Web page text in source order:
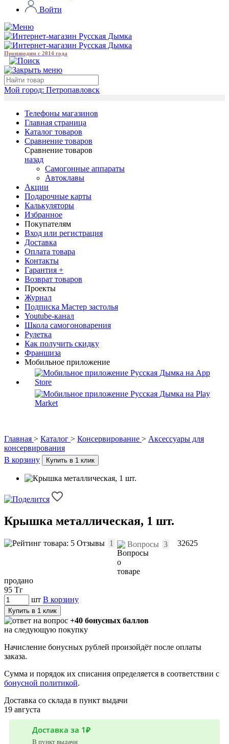
Войти
Производим с 2014 года
Мой город: Петропавловск
Телефоны магазинов
Главная страница
Каталог товаров
Сравнение товаров
Сравнение товаров
назад
Самогонные аппараты
Автоклавы
Акции
Подарочные карты
Калькуляторы
Избранное
Покупателям
Вход или регистрация
Доставка
Оплата товара
Контакты
Гарантия +
Возврат товаров
Проекты
Журнал
Подписка Мастер застолья
Youtube-канал
Школа самогоноварения
Рулетка
Как получить скидку
Франшиза
Мобильное приложение
Главная > Каталог > Консервирование > Аксессуары для
консервирования
В корзину
Купить в 1 клик
Крышка металлическая, 1 шт.
Отзывы 1 Вопросы 3 32625
продано
95 Тг
шт В корзину
Купить в 1 клик
+40 бонусных баллов
на следующую покупку
Начисление бонусных рублей произойдёт после оплаты
заказа.
Сумма и порядок их списания определяется в соответствии с
бонусной политикой.
Доставка со склада в пункт выдачи
19 августа
Доставка за 1₽
В пункт выдачи